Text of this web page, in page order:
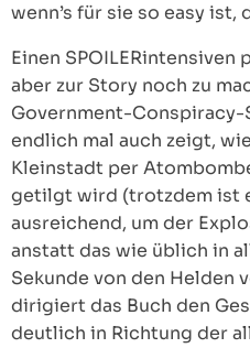
wenn’s für sie so easy ist,
Einen
aber zur Story noch zu
Government-
endlich mal auch zeigt,
Kleinstadt per
getilgt wird (trotzdem ist
ausreichend, um der
anstatt das wie üblich in
Sekunde von den Helden
dirigiert das Buch den
deutlich in Richtung der